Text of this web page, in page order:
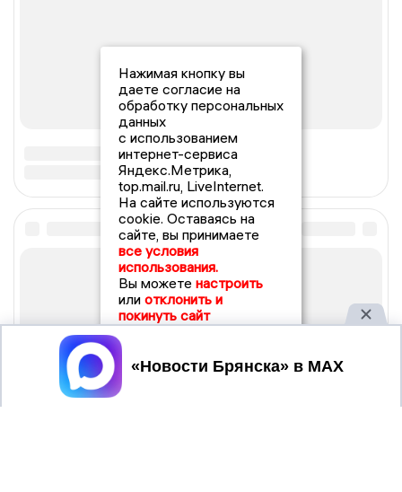
Нажимая кнопку вы
даете согласие на
обработку персональных
данных
с использованием
интернет-сервиса
Яндекс.Метрика,
top.mail.ru, LiveInternet.
На сайте используются
cookie. Оставаясь на
сайте, вы принимаете
все условия
использования.
Вы можете настроить
или отклонить и
покинуть сайт
Принять